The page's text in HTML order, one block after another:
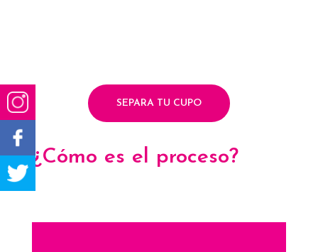
SEPARA TU CUPO
¿Cómo es el proceso?